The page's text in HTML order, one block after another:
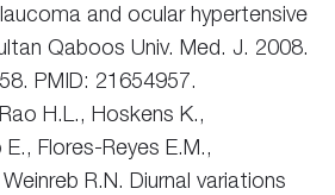
and ocular hypertensive
Qaboos Univ. Med. J. 2008.
PMID: 21654957.
H.L., Hoskens K.,
E., Flores-Reyes E.M.,
R.N. Diurnal variations